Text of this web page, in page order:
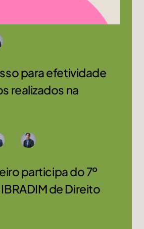
para efetividade
realizados na
participa do 7º
de Direito